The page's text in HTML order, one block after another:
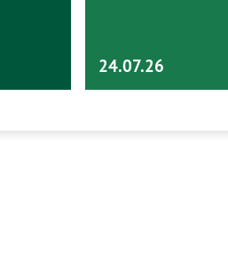
24.07.26